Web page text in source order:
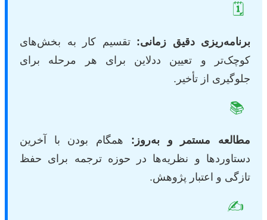
🗓️
برنامه‌ریزی دقیق زمانی: تقسیم کار به بخش‌های
کوچک‌تر و تعیین ددلاین برای هر مرحله برای
جلوگیری از تأخیر.
📚
مطالعه مستمر و به‌روز: همگام بودن با آخرین
دستاوردها و نظریه‌ها در حوزه ترجمه برای حفظ
تازگی و اعتبار پژوهش.
✍️